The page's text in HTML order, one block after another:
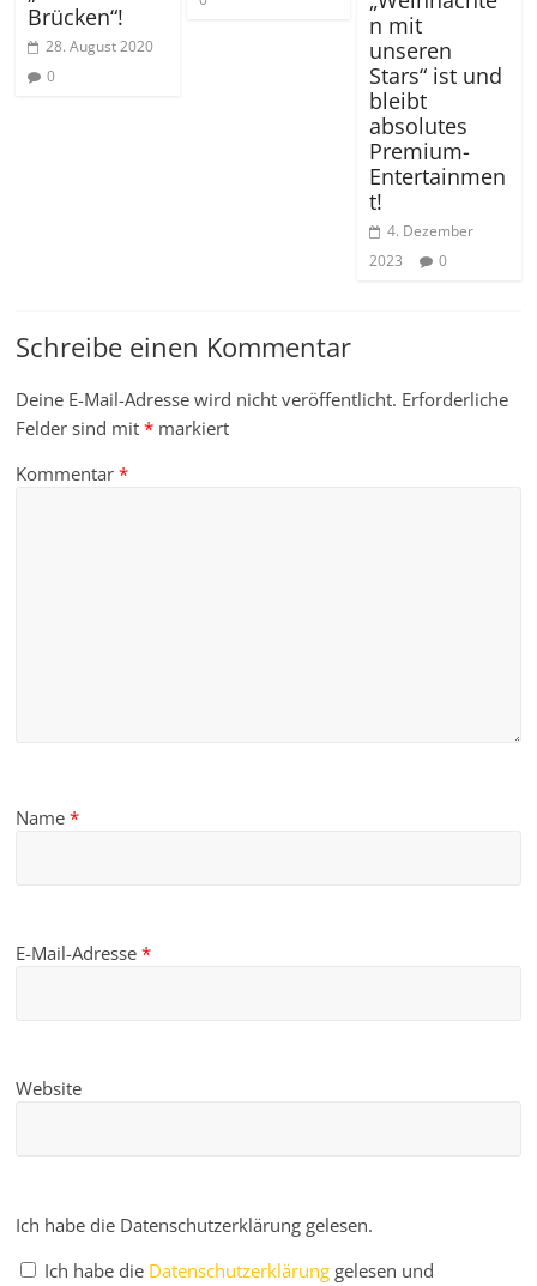
Brücken“!
28. August 2020
0
n mit
unseren
Stars“ ist und
bleibt
absolutes
Premium-
Entertainmen
t!
4. Dezember
2023
0
Schreibe einen Kommentar
Deine E-Mail-Adresse wird nicht veröffentlicht. Erforderliche
Felder sind mit* markiert
Kommentar*
Name*
E-Mail-Adresse*
Website
Ich habe die Datenschutzerklärung gelesen.
Ich habe die Datenschutzerklärung gelesen und